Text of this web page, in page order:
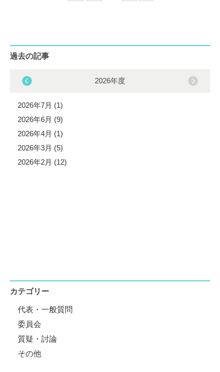
過去の記事
2026年度
2026年7月 (1)
2026年6月 (9)
2026年4月 (1)
2026年3月 (5)
2026年2月 (12)
カテゴリー
代表・一般質問
委員会
質疑・討論
その他